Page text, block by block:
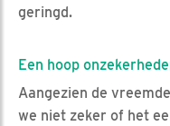
geringd.
Een hoop
Aangezien de
we niet zeker of het